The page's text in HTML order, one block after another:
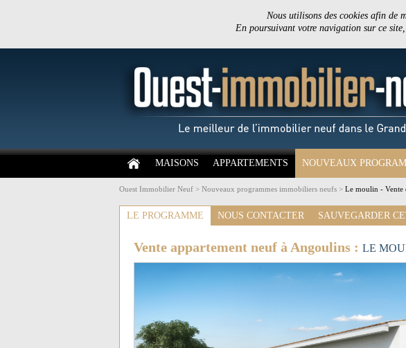
Nous utilisons des cookies afin de
En poursuivant votre navigation sur ce
MAISONS APPARTEMENTS NOUVEAUX
Ouest Immobilier Neuf > Nouveaux programmes immobiliers neufs > Le moulin - Vente
LE PROGRAMME NOUS CONTACTER SAUVEGARDER
Vente appartement neuf à Angoulins : LE